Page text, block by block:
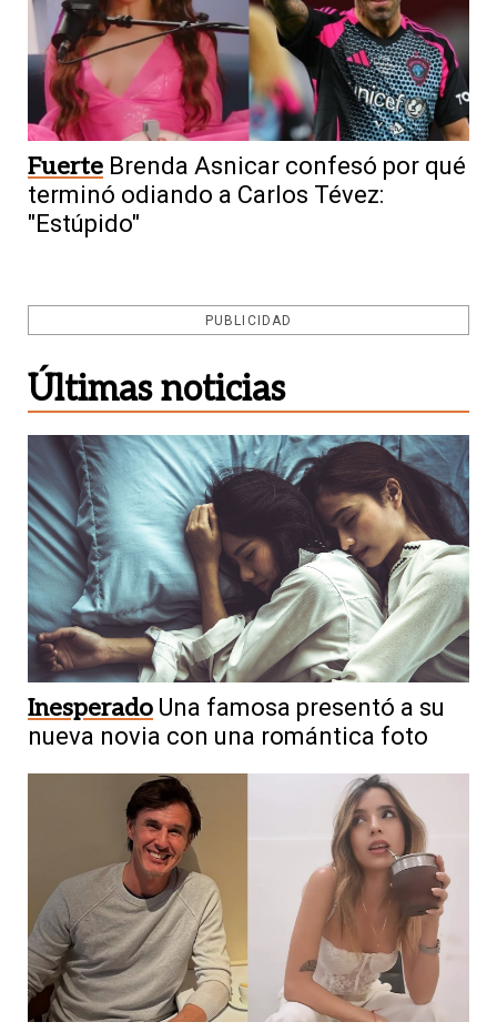
Fuerte Brenda Asnicar confesó por qué
terminó odiando a Carlos Tévez:
"Estúpido"
PUBLICIDAD
Últimas noticias
Inesperado Una famosa presentó a su
nueva novia con una romántica foto